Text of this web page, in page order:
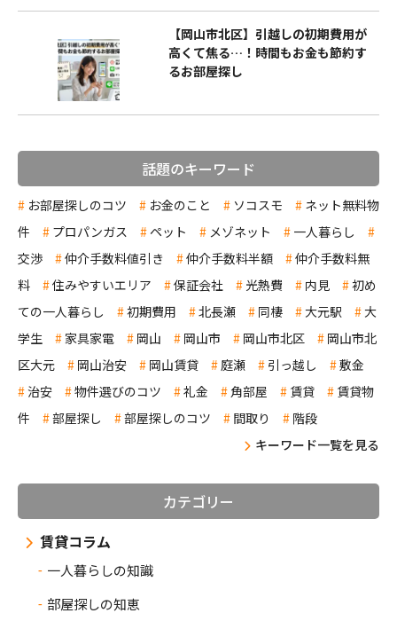
【岡山市北区】引越しの初期費用が
高くて焦る…！時間もお金も節約す
るお部屋探し
話題のキーワード
お部屋探しのコツ お金のこと ソコスモ
ネット無料物
件
プロパンガス ペット メゾネット
一人暮らし
交渉
仲介手数料値引き 仲介手数料半額
仲介手数料無
料
住みやすいエリア 保証会社 光熱費 内見
初め
ての一人暮らし
初期費用 北長瀬 同棲 大元駅
大
学生
家具家電 岡山 岡山市 岡山市北区
岡山市北
区大元
岡山治安 岡山賃貸 庭瀬 引っ越し
敷金
治安
物件選びのコツ 礼金 角部屋 賃貸
賃貸物
件
部屋探し 部屋探しのコツ 間取り
階段
キーワード一覧を見る
カテゴリー
賃貸コラム
一人暮らしの知識
部屋探しの知恵